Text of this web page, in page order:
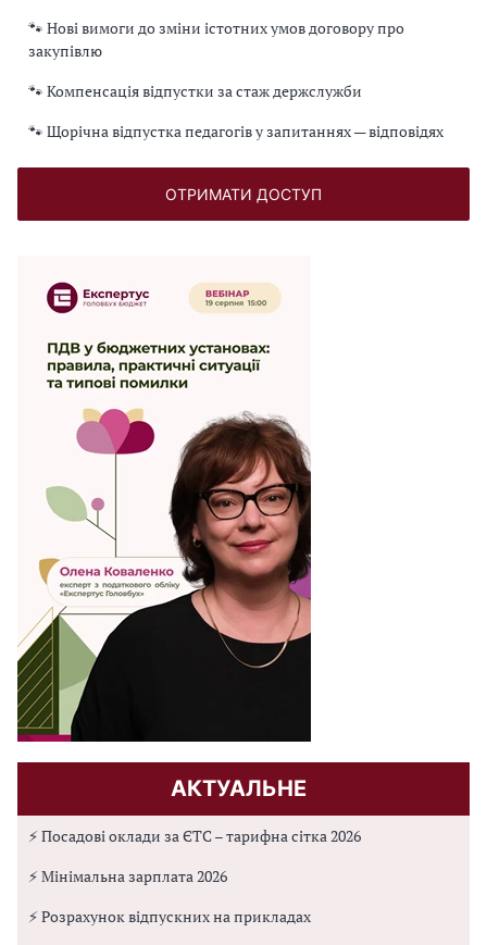
🐾 Нові вимоги до зміни істотних умов договору про
закупівлю
🐾 Компенсація відпустки за стаж держслужби
🐾 Щорічна відпустка педагогів у запитаннях — відповідях
ОТРИМАТИ ДОСТУП
АКТУАЛЬНЕ
⚡ Посадові оклади за ЄТС – тарифна сітка 2026
⚡ Мінімальна зарплата 2026
⚡ Розрахунок відпускних на прикладах